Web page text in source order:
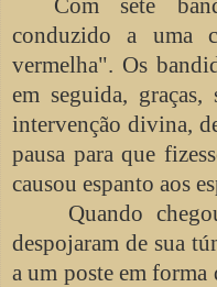
Com sete
conduzido a uma
vermelha". Os
em seguida,
intervenção divina,
pausa para que
causou espanto aos
Quando
despojaram de sua
a um poste em forma